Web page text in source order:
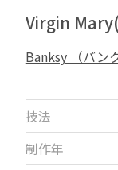
Virgin
Banksy （バン
技法
制作年